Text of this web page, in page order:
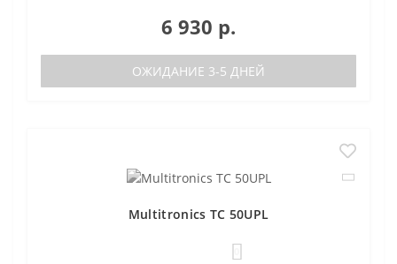
6 930 р.
ОЖИДАНИЕ 3-5 ДНЕЙ
Multitronics TC 50UPL